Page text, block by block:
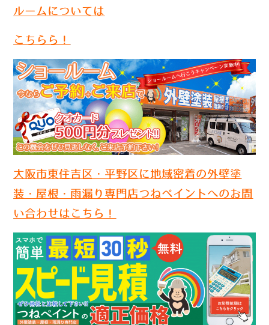
ルームについては
こちらら！
大阪市東住吉区・平野区に地域密着の外壁塗
装・屋根・雨漏り専門店つねペイントへのお問
い合わせはこちら！